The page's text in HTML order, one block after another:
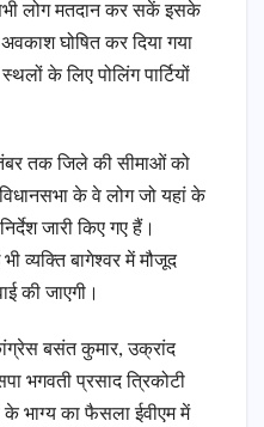
लोग मतदान कर सकें इसके
घोषित कर दिया गया
के लिए पोलिंग पार्टियों
तक जिले की सीमाओं को
के वे लोग जो यहां के
जारी किए गए हैं।
व्यक्ति बागेश्वर में मौजूद
की जाएगी।
बसंत कुमार, उक्रांद
भगवती प्रसाद त्रिकोटी
के भाग्य का फैसला ईवीएम में